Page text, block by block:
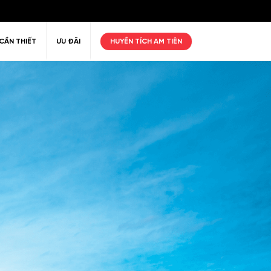
THIẾT ƯU ĐÃI HUYỀN TÍCH AM TIÊN
Thiên nhiên